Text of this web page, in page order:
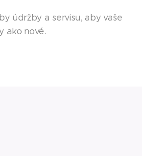
údržby a servisu, aby vaše
ako nové.